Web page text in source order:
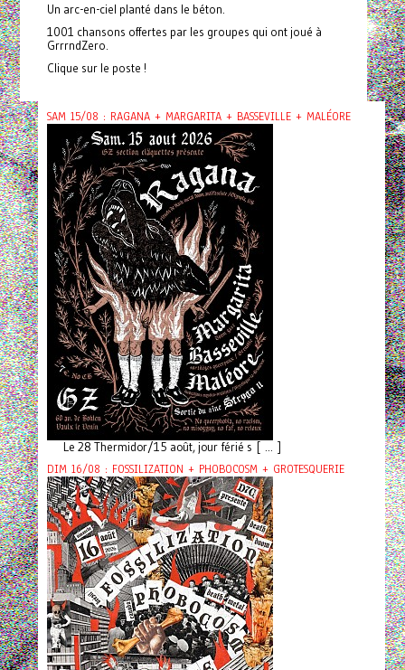
Un arc-en-ciel planté dans le béton.
1001 chansons offertes par les groupes qui ont joué à
GrrrndZero.
Clique sur le poste !
SAM 15/08 : RAGANA + MARGARITA + BASSEVILLE + MALÉORE
Le 28 Thermidor/15 août, jour férié s [ ... ]
DIM 16/08 : FOSSILIZATION + PHOBOCOSM + GROTESQUERIE